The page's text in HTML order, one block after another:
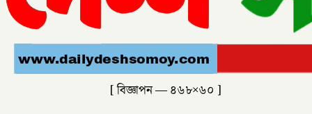
[ বিজ্ঞাপন — ৪৬৮×৬০ ]